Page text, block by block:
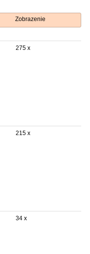
Zobrazenie
275 x
215 x
34 x